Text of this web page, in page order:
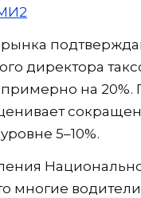
рынка
директора
на 20%.
5–10%.
многие